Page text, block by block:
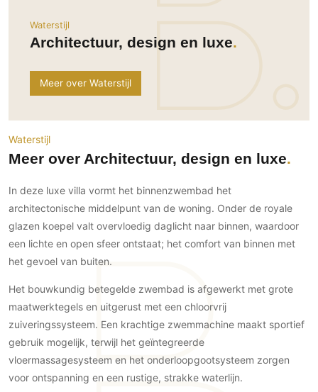
Inrichting
Roomdividers
Bedden
Interieurbouw
Trappen
Keuken
Keukens
Keukenapparatuur
Keukenbladen
Keukenaccessoires
Keukenkranen
Ramen en deuren
Buitendeuren
Deursystemen
Glazen wandsystemen
Vouwwanden
Zonwering
Zonwering
Buitenshutters
Overig
Autolift
3D visualisaties
Gevelbekleding
Gevelstenen
Houten gevelbekleding
Stucwerk
Tuinverlichting
Hekwerken en poorten
Zwemmen
Zwembad en zwemvijver
Tuin wellness
Buitenvloeren
Houten buitenvloeren
Natuursteen en keramiek
Vlonders
Zonwering
Zonwering buiten
Serre/Veranda
Thuisbioscoop
Toilet
Werkkamer
Wijnkelder
Buitenkijken
Bijgebouw / Poolhouse
Terrasoverkapping
Villa
Zakelijk
Horeca
Waterstijl
Architectuur, design en luxe
Meer over Waterstijl
Waterstijl
Meer over Architectuur, design en luxe
In deze luxe villa vormt het binnenzwembad het
architectonische middelpunt van de woning. Onder de royale
glazen koepel valt overvloedig daglicht naar binnen, waardoor
een lichte en open sfeer ontstaat; het comfort van binnen met
het gevoel van buiten.
Het bouwkundig betegelde zwembad is afgewerkt met grote
maatwerktegels en uitgerust met een chloorvrij
zuiveringssysteem. Een krachtige zwemmachine maakt sportief
gebruik mogelijk, terwijl het geïntegreerde
vloermassagesysteem en het onderloopgootsysteem zorgen
voor ontspanning en een rustige, strakke waterlijn.